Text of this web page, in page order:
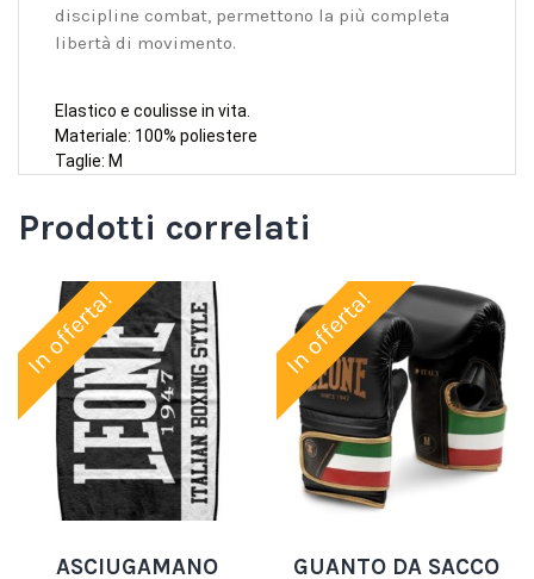
discipline combat, permettono la più completa
libertà di movimento.
Elastico e coulisse in vita.
Materiale: 100% poliestere
Taglie: M
Prodotti correlati
In offerta!
ASCIUGAMANO
In offerta!
GUANTO DA SACCO